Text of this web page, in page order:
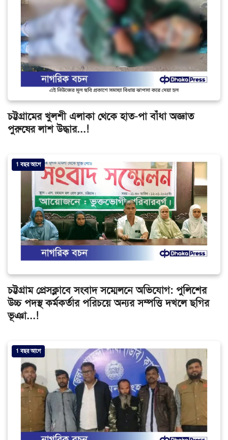
চট্টগ্রামের খুলশী এলাকা থেকে হাত-পা বাঁধা অজ্ঞাত
পুরুষের লাশ উদ্ধার...!
1 বছর আগে
চট্টগ্রাম প্রেসক্লাবে সংবাদ সম্মেলনে অভিযোগ: পুলিশের
উচ্চ পদস্থ কর্মকর্তার পরিচয়ে অন্যর সম্পত্তি দখলে ছগির
ভূঞা...!
1 বছর আগে